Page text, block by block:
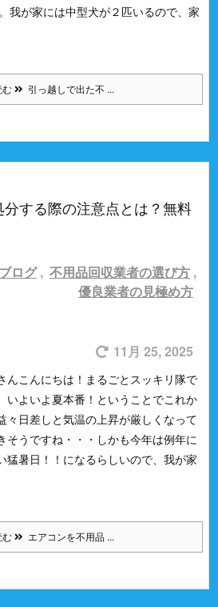
我が家には中型犬が２匹いるので、家
む 引っ越しで出た不 ...
する際の注意点とは？無料
ブログ , 不用品回収業者の選び方 ,
優良業者の見極め方
11月 25, 2025
んこんにちは！まるごとスッキリ隊で
いよいよ夏本番！ということでこれか
々日差しと気温の上昇が厳しくなって
そうですね・・・ しかも今年は例年に
猛暑日！！になるらしいので、我が家
む エアコンを不用品 ...